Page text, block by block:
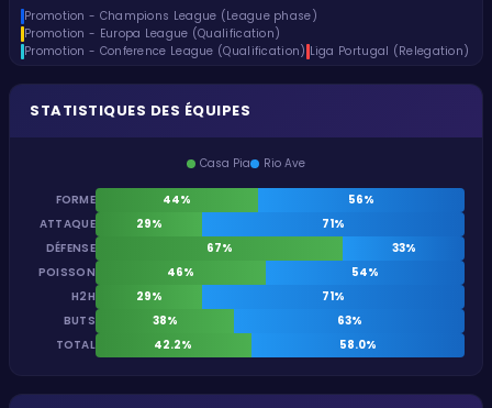
Promotion - Champions League (League phase)
Promotion - Europa League (Qualification)
Promotion - Conference League (Qualification) Liga Portugal (Relegation)
STATISTIQUES DES ÉQUIPES
Casa Pia Rio Ave
FORME 44%
56%
ATTAQUE
29%
71%
DÉFENSE
67%
33%
POISSON
46%
54%
H2H
29%
71%
BUTS
38%
63%
TOTAL
42.2% 58.0%